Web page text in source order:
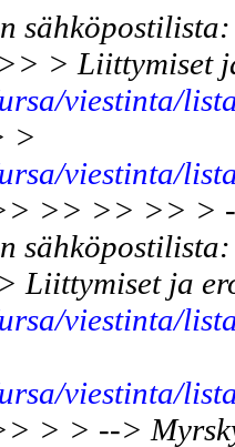
> Liittymiset
viestinta/
>
viestinta/
>> >> >> >
Liittymiset ja
viestinta/
viestinta/
> > -->